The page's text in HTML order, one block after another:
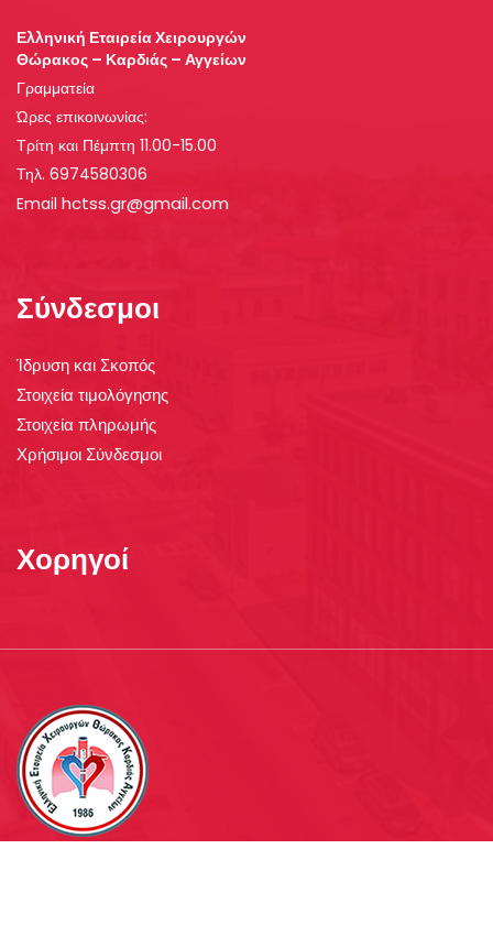
Ελληνική Εταιρεία Χειρουργών
Θώρακος – Καρδιάς – Αγγείων
Γραμματεία
Ώρες επικοινωνίας:
Τρίτη και Πέμπτη 11.00-15.00
Τηλ. 6974580306
Email hctss.gr@gmail.com
Σύνδεσμοι
Ίδρυση και Σκοπός
Στοιχεία τιμολόγησης
Στοιχεία πληρωμής
Χρήσιμοι Σύνδεσμοι
Χορηγοί